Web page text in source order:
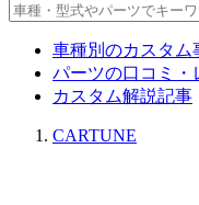
車種別のカスタム
パーツの口コミ・
カスタム解説記事
CARTUNE